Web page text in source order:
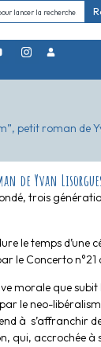
petit roman de
de Yvan
trois
le temps d’une
le Concerto n°21
morale que subit
le neo-
à s’affranchir
qui, accrochée à